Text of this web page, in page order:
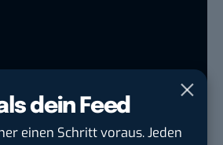
dein Feed
einen Schritt voraus. Jeden